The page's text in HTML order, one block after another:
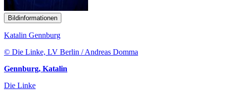
Bildinformationen
Katalin Gennburg
© Die Linke, LV Berlin / Andreas Domma
Gennburg, Katalin
Die Linke